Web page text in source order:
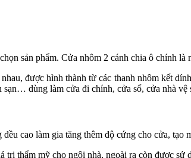
sản phẩm. Cửa nhôm 2 cánh chia ô chính là
được hình thành từ các thanh nhôm kết
dùng làm cửa đi chính, cửa sổ, cửa nhà
cao làm gia tăng thêm độ cứng cho cửa, tạo
trị thẩm mỹ cho ngôi nhà, ngoài ra còn được